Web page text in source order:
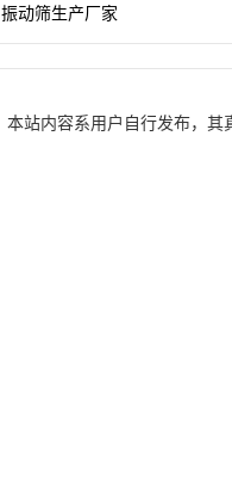
振动筛生产厂家
本站内容系用户自行发布，其